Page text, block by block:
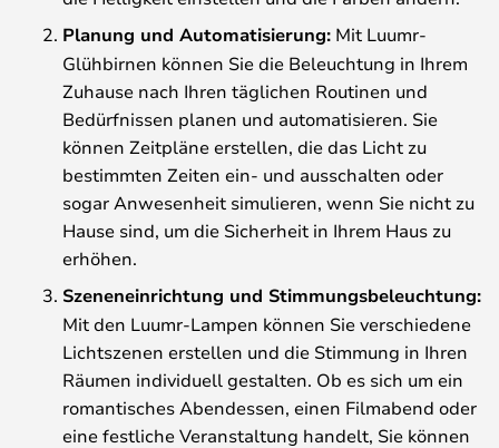
Planung und Automatisierung: Mit Luumr-
Glühbirnen können Sie die Beleuchtung in Ihrem
Zuhause nach Ihren täglichen Routinen und
Bedürfnissen planen und automatisieren. Sie
können Zeitpläne erstellen, die das Licht zu
bestimmten Zeiten ein- und ausschalten oder
sogar Anwesenheit simulieren, wenn Sie nicht zu
Hause sind, um die Sicherheit in Ihrem Haus zu
erhöhen.
Szeneneinrichtung und Stimmungsbeleuchtung:
Mit den Luumr-Lampen können Sie verschiedene
Lichtszenen erstellen und die Stimmung in Ihren
Räumen individuell gestalten. Ob es sich um ein
romantisches Abendessen, einen Filmabend oder
eine festliche Veranstaltung handelt, Sie können